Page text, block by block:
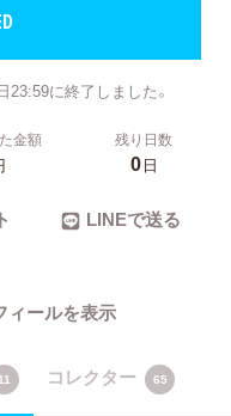
23:59に終了しました。
金額 残り日数
0日
LINEで送る
ィールを表示
コレクター 65